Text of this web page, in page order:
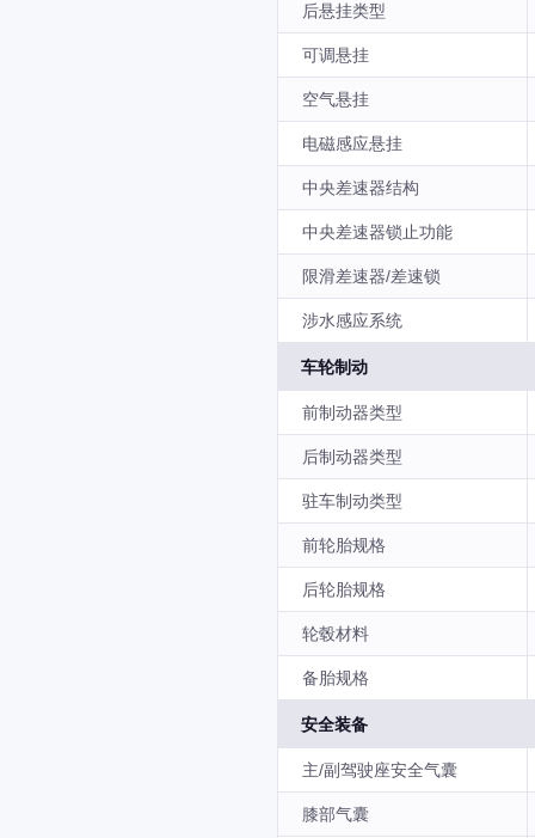
后悬挂类型
可调悬挂
空气悬挂
电磁感应悬挂
中央差速器结构
中央差速器锁止功能
限滑差速器/差速锁
涉水感应系统
车轮制动
前制动器类型
后制动器类型
驻车制动类型
前轮胎规格
后轮胎规格
轮毂材料
备胎规格
安全装备
主/副驾驶座安全气囊
膝部气囊